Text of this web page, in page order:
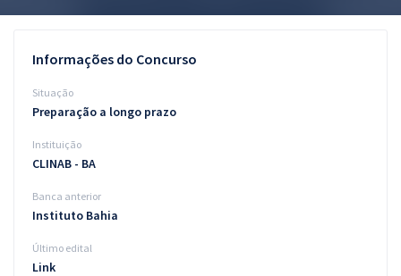
Questões grátis
Blog
Aprovados
Atendimento
Informações do Concurso
Situação
Preparação a longo prazo
Instituição
CLINAB - BA
Banca anterior
Instituto Bahia
Último edital
Link